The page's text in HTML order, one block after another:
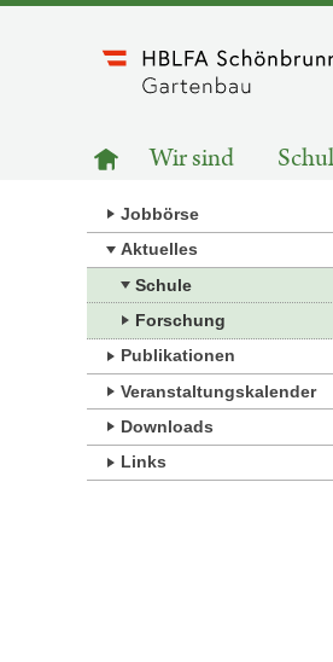
Zur
Startseite
Wir sind
Jobbörse
Aktuelles
Schule
Forschung
Publikationen
Veranstaltungskalender
Downloads
Links